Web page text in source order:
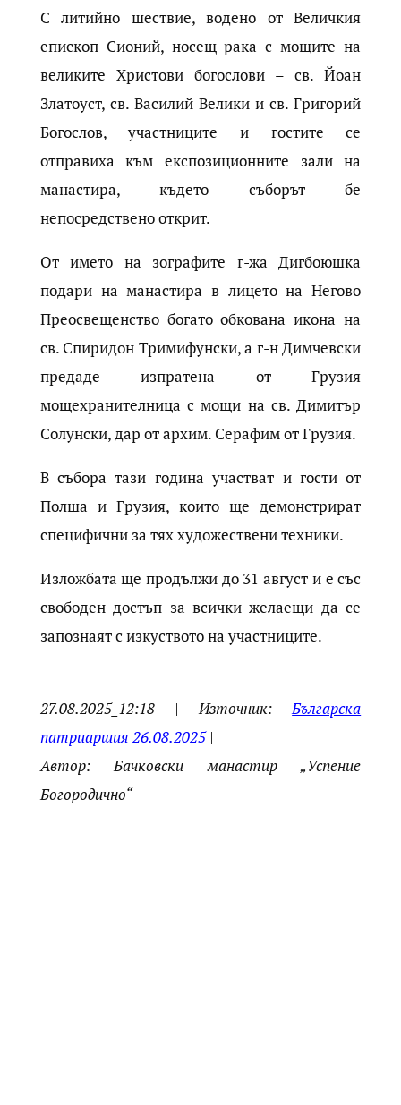
С литийно шествие, водено от Величкия
епископ Сионий, носещ рака с мощите на
великите Христови богослови – св. Йоан
Златоуст, св. Василий Велики и св. Григорий
Богослов, участниците и гостите се
отправиха към експозиционните зали на
манастира, където съборът бе
непосредствено открит.
От името на зографите г-жа Дигбоюшка
подари на манастира в лицето на Негово
Преосвещенство богато обкована икона на
св. Спиридон Тримифунски, а г-н Димчевски
предаде изпратена от Грузия
мощехранителница с мощи на св. Димитър
Солунски, дар от архим. Серафим от Грузия.
В събора тази година участват и гости от
Полша и Грузия, които ще демонстрират
специфични за тях художествени техники.
Изложбата ще продължи до 31 август и е със
свободен достъп за всички желаещи да се
запознаят с изкуството на участниците.
27.08.2025_12:18 | Източник:Българска
патриаршия 26.08.2025|
Автор: Бачковски манастир „Успение
Богородично“